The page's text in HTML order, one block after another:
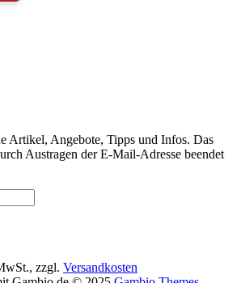
Artikel, Angebote, Tipps und Infos. Das
Austragen der E-Mail-Adresse beendet
zzgl. Versandkosten